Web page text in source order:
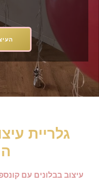
גלריית
עיצוב בבלונים עם